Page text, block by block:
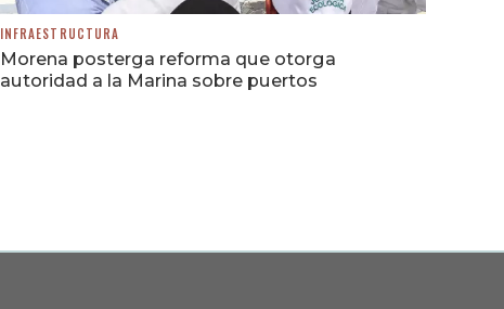
INFRAESTRUCTURA
Morena posterga reforma que otorga
autoridad a la Marina sobre puertos